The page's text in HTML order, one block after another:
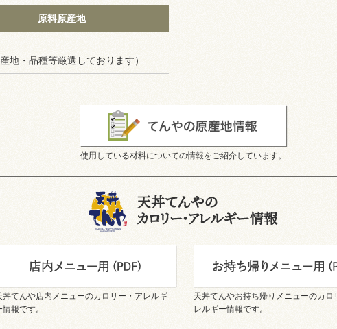
原料原産地
産地・品種等厳選しております）
使用している材料についての情報をご紹介しています。
丼てんや店内メニューのカロリー・アレルギ
情報です。
天丼てんやお持ち帰りメニューのカロ
レルギー情報です。